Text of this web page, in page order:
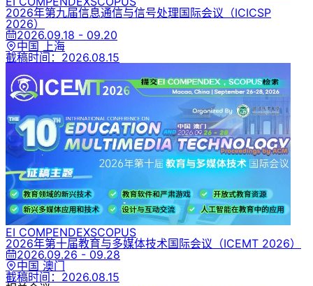
2026年第九届信息通信与信号处理国际会议 （ICICSP
2026）
2026.09.18 - 09.20
中国 上海
截稿时间： 2026.08.15
EI COMPENDEXSCOPUS
2026年第十届教育与多媒体技术国际会议 （ICEMT 2026）
2026.09.26 - 09.28
中国 澳门
截稿时间： 2026.08.15